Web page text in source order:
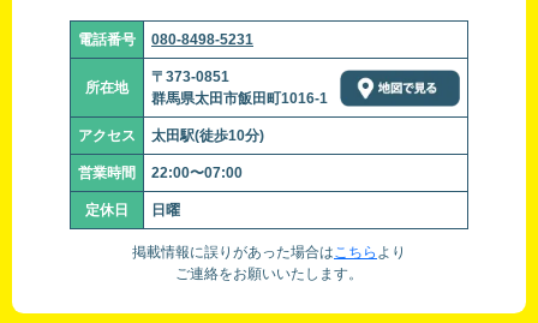
電話番号 080-8498-5231
所在地
〒373-0851
群馬県太田市飯田町1016-1
アクセス 太田駅(徒歩10分)
営業時間 22:00〜07:00
定休日 日曜
掲載情報に誤りがあった場合はこちら より
ご連絡をお願いいたします。